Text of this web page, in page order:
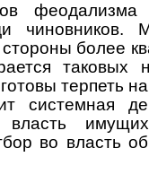
феодализма
чиновников.
более
терпеть
системная
власть
во власть